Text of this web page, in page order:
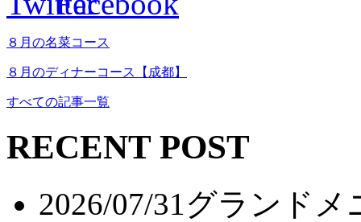
８月の名菜コース
８月のディナーコース【成都】
すべての記事一覧
RECENT POST
2026/07/31 グランドメ